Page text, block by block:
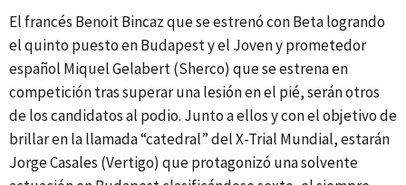
El francés Benoit Bincaz que se estrenó con Beta logrando
el quinto puesto en Budapest y el Joven y prometedor
español Miquel Gelabert (Sherco) que se estrena en
competición tras superar una lesión en el pié, serán otros
de los candidatos al podio. Junto a ellos y con el objetivo de
brillar en la llamada “catedral” del X-Trial Mundial, estarán
Jorge Casales (Vertigo) que protagonizó una solvente